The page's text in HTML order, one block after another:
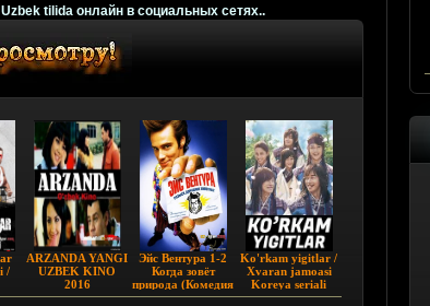
tilida онлайн в социальных сетях..
/
ARZANDA YANGI
UZBEK KINO
2016
Эйс Вентура 1-2
Когда зовёт
природа (Комедия
США 1994-1995)
Ko'rkam yigitlar /
Xvaran jamoasi
Koreya seriali
Barcha qismlar